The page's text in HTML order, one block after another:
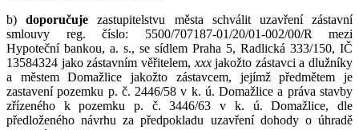
b)doporučuje zastupitelstvu města schválit uzavření zástavní
smlouvy reg. číslo: 5500/707187-01/20/01-002/00/R mezi
Hypoteční bankou, a. s., se sídlem Praha 5, Radlická 333/150, IČ
13584324 jako zástavním věřitelem, xxxjakožto zástavci a dlužníky
a městem Domažlice jakožto zástavcem, jejímž předmětem je
zastavení pozemku p. č. 2446/58 v k. ú. Domažlice a práva stavby
zřízeného k pozemku p. č. 3446/63 v k. ú. Domažlice, dle
předloženého návrhu za předpokladu uzavření dohody o úhradě